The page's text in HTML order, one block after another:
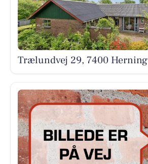
Trælundvej 29, 7400 Herning